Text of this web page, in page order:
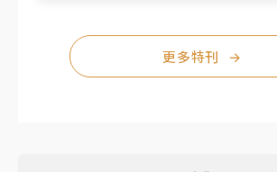
更多特刊 →